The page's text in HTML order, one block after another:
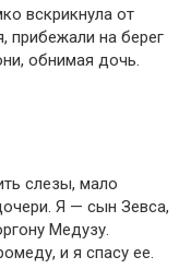
вскрикнула от
прибежали на берег
обнимая дочь.
слезы, мало
Я — сын Зевса,
Медузу.
и я спасу ее.